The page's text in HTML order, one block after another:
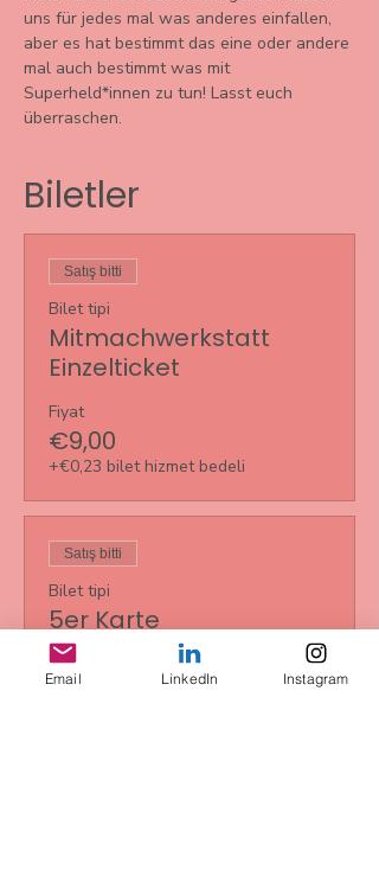
uns für jedes mal was anderes einfallen,
aber es hat bestimmt das eine oder andere
mal auch bestimmt was mit
Superheld*innen zu tun! Lasst euch
überraschen.
Biletler
Satış bitti
Bilet tipi
Mitmachwerkstatt
Einzelticket
Fiyat
€9,00
+€0,23 bilet hizmet bedeli
Satış bitti
Bilet tipi
5er Karte
Daha Fazla Bilgi
Email LinkedIn Instagram